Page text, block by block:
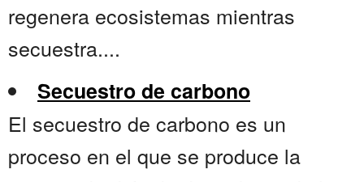
regenera ecosistemas mientras
secuestra....
Secuestro de carbono
El secuestro de carbono es un
proceso en el que se produce la